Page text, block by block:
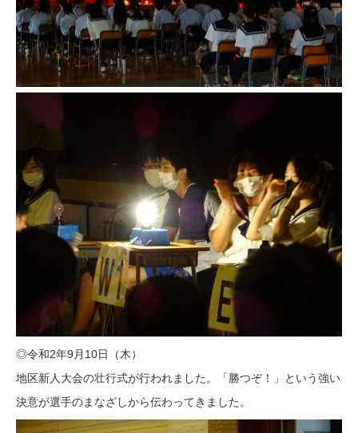
◎令和2年9月10日（木）
地区新人大会の壮行式が行われました。「勝つぞ！」という強い
決意が選手のまなざしから伝わってきました。